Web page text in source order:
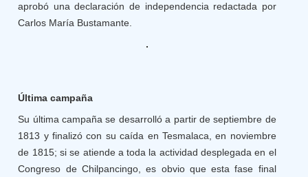
aprobó una declaración de independencia redactada por
Carlos María Bustamante.
Última campaña
Su última campaña se desarrolló a partir de septiembre de
1813 y finalizó con su caída en Tesmalaca, en noviembre
de 1815; si se atiende a toda la actividad desplegada en el
Congreso de Chilpancingo, es obvio que esta fase final